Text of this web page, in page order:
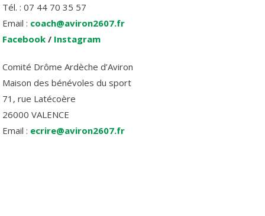
Tél. : 07 44 70 35 57
Email : coach@aviron2607.fr
Facebook / Instagram
Comité Drôme Ardèche d’Aviron
Maison des bénévoles du sport
71, rue Latécoère
26000 VALENCE
Email : ecrire@aviron2607.fr